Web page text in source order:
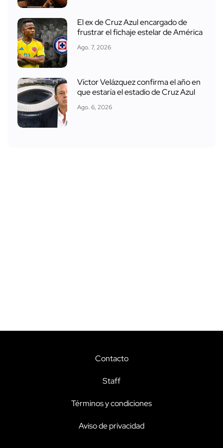
El ex de Cruz Azul encargado de
frustrar el fichaje estelar de América
Ago. 7, 2026
Víctor Velázquez confirma el año en
que estaría el estadio de Cruz Azul
Ago. 6, 2026
Contacto
Staff
Términos y condiciones
Aviso de privacidad